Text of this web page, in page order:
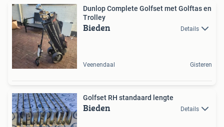
Dunlop Complete Golfset met Golftas en
Trolley
Bieden Details
Veenendaal Gisteren
Golfset RH standaard lengte
Bieden Details